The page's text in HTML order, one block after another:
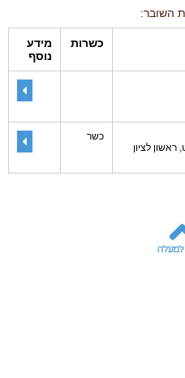
השובר:
כשרות
מידע
נוסף
כשר